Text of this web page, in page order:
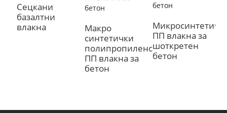
Сецкани
базалтни
влакна
Макро
синтетички
полипропиленски
ПП влакна за
бетон
ПП влакна за
шоткретен
бетон